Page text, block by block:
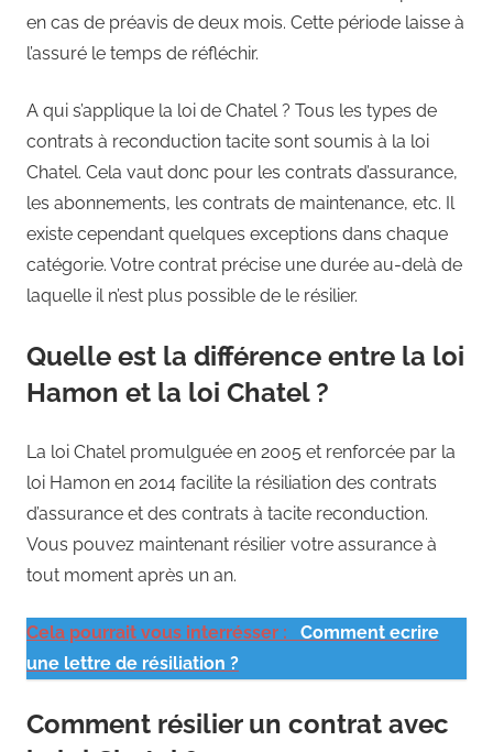
en cas de préavis de deux mois. Cette période laisse à
l’assuré le temps de réfléchir.
A qui s’applique la loi de Chatel ? Tous les types de
contrats à reconduction tacite sont soumis à la loi
Chatel. Cela vaut donc pour les contrats d’assurance,
les abonnements, les contrats de maintenance, etc. Il
existe cependant quelques exceptions dans chaque
catégorie. Votre contrat précise une durée au-delà de
laquelle il n’est plus possible de le résilier.
Quelle est la différence entre la loi
Hamon et la loi Chatel ?
La loi Chatel promulguée en 2005 et renforcée par la
loi Hamon en 2014 facilite la résiliation des contrats
d’assurance et des contrats à tacite reconduction.
Vous pouvez maintenant résilier votre assurance à
tout moment après un an.
Cela pourrait vous interrésser :
Comment ecrire
une lettre de résiliation ?
Comment résilier un contrat avec